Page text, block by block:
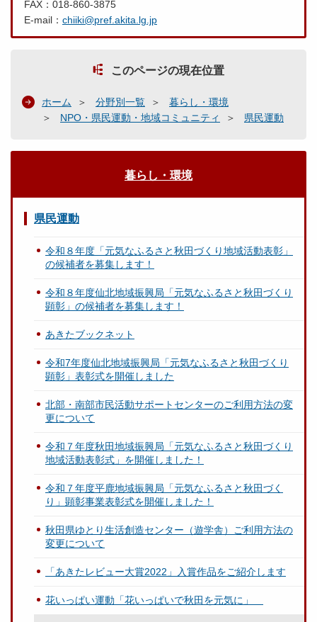
FAX：018-860-3875
E-mail： chiiki@pref.akita.lg.jp
このページの現在位置
ホーム 分野別一覧
暮らし・環境
NPO・県民運動・地域コミュニティ
県民運動
暮らし・環境
県民運動
令和８年度「元気なふるさと秋田づくり地域活動表彰」
の候補者を募集します！
令和８年度仙北地域振興局「元気なふるさと秋田づくり
顕彰」の候補者を募集します！
あきたブックネット
令和7年度仙北地域振興局「元気なふるさと秋田づくり
顕彰」表彰式を開催しました
北部・南部市民活動サポートセンターのご利用方法の変
更について
令和７年度秋田地域振興局「元気なふるさと秋田づくり
地域活動表彰式」を開催しました！
令和７年度平鹿地域振興局「元気なふるさと秋田づく
り」顕彰事業表彰式を開催しました！
秋田県ゆとり生活創造センター（遊学舎）ご利用方法の
変更について
「あきたレビュー大賞2022」入賞作品をご紹介します
花いっぱい運動「花いっぱいで秋田を元気に」